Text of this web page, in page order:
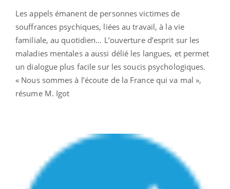
Les appels émanent de personnes victimes de
souffrances psychiques, liées au travail, à la vie
familiale, au quotidien… L’ouverture d’esprit sur les
maladies mentales a aussi délié les langues, et permet
un dialogue plus facile sur les soucis psychologiques.
« Nous sommes à l’écoute de la France qui va mal »,
résume M. Igot